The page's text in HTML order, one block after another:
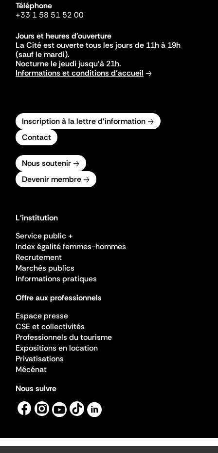
Téléphone
+33 1 58 51 52 00
Jours et heures d'ouverture
La Cité est ouverte tous les jours de 11h à 19h
(sauf le mardi).
Nocturne le jeudi jusqu'à 21h.
Informations et conditions d'accueil
Inscription à la lettre d'information
Contact
Nous soutenir
Devenir membre
L'institution
Service public +
Index égalité femmes-hommes
Recrutement
Marchés publics
Informations pratiques
Offre aux professionnels
Espace presse
CSE et collectivités
Professionnels du tourisme
Expositions en location
Privatisations
Mécénat
Nous suivre